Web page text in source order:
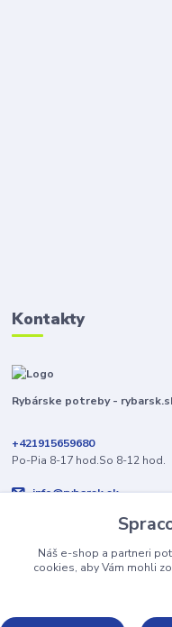
Kontakty
Rybárske potreby -
+421915659680
Po-Pia 8-17 hod.So 8-12 hod.
info@rybarsk.sk
Náš e-shop a partneri
cookies, aby Vám mohli